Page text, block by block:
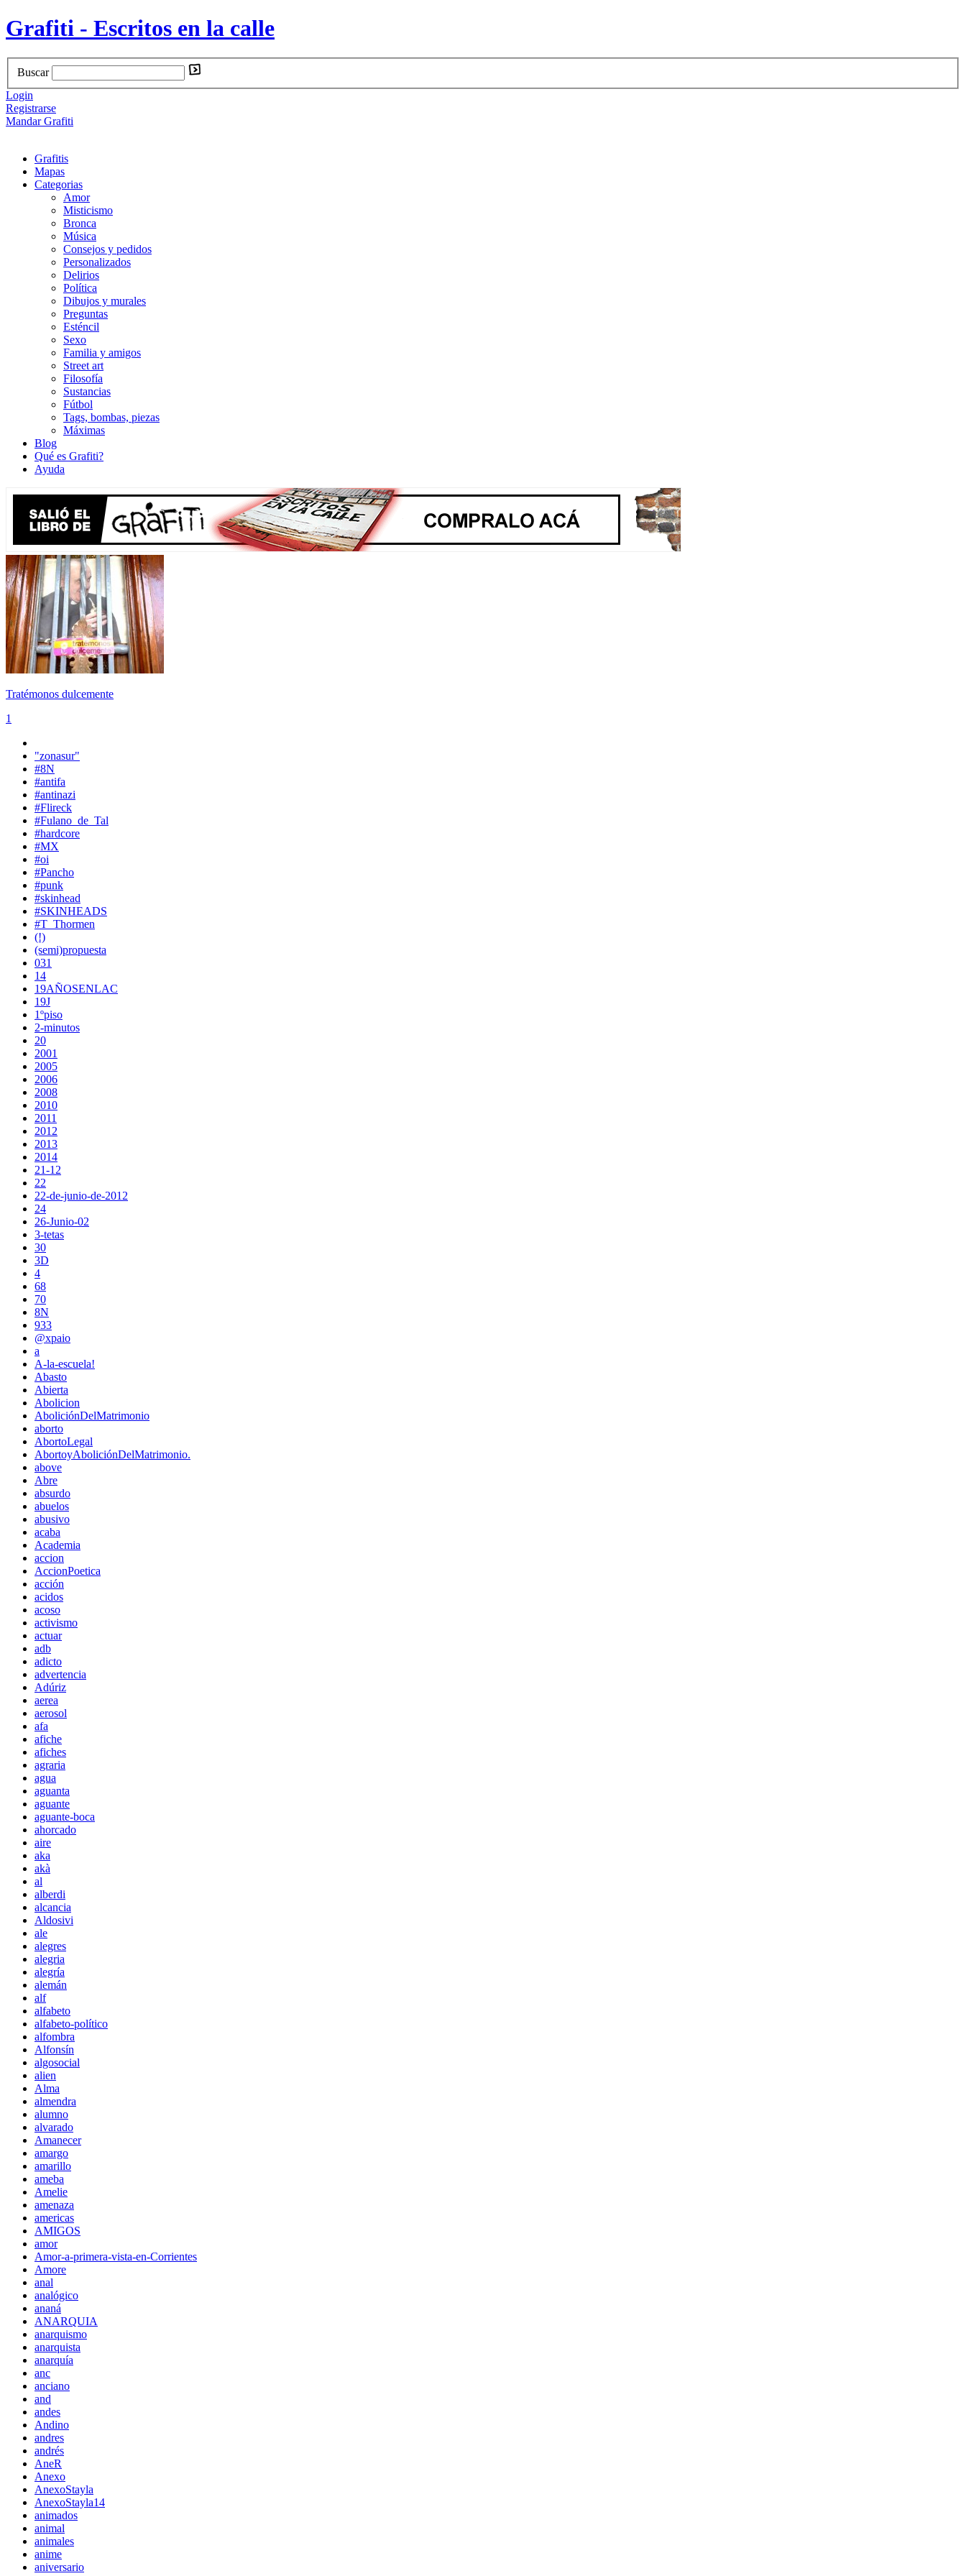
Grafiti - Escritos en la calle
Buscar
Login
Registrarse
Mandar Grafiti
Grafitis
Mapas
Categorias
Amor
Misticismo
Bronca
Música
Consejos y pedidos
Personalizados
Delirios
Política
Dibujos y murales
Preguntas
Esténcil
Sexo
Familia y amigos
Street art
Filosofía
Sustancias
Fútbol
Tags, bombas, piezas
Máximas
Blog
Qué es Grafiti?
Ayuda
Tratémonos dulcemente
1
"zonasur"
#8N
#antifa
#antinazi
#Flireck
#Fulano_de_Tal
#hardcore
#MX
#oi
#Pancho
#punk
#skinhead
#SKINHEADS
#T_Thormen
(!)
(semi)propuesta
031
14
19AÑOSENLAC
19J
1ºpiso
2-minutos
20
2001
2005
2006
2008
2010
2011
2012
2013
2014
21-12
22
22-de-junio-de-2012
24
26-Junio-02
3-tetas
30
3D
4
68
70
8N
933
@xpaio
a
A-la-escuela!
Abasto
Abierta
Abolicion
AboliciónDelMatrimonio
aborto
AbortoLegal
AbortoyAboliciónDelMatrimonio.
above
Abre
absurdo
abuelos
abusivo
acaba
Academia
accion
AccionPoetica
acción
acidos
acoso
activismo
actuar
adb
adicto
advertencia
Adúriz
aerea
aerosol
afa
afiche
afiches
agraria
agua
aguanta
aguante
aguante-boca
ahorcado
aire
aka
akà
al
alberdi
alcancia
Aldosivi
ale
alegres
alegria
alegría
alemán
alf
alfabeto
alfabeto-político
alfombra
Alfonsín
algosocial
alien
Alma
almendra
alumno
alvarado
Amanecer
amargo
amarillo
ameba
Amelie
amenaza
americas
AMIGOS
amor
Amor-a-primera-vista-en-Corrientes
Amore
anal
analógico
ananá
ANARQUIA
anarquismo
anarquista
anarquía
anc
anciano
and
andes
Andino
andres
andrés
AneR
Anexo
AnexoStayla
AnexoStayla14
animados
animal
animales
anime
aniversario